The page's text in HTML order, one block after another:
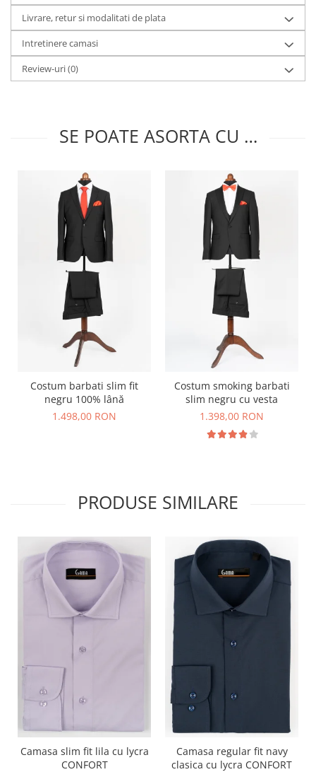
Livrare, retur si modalitati de plata
Intretinere camasi
Review-uri(0)
SE POATE ASORTA CU …
Costum barbati slim fit
negru 100% lână
1.498,00 RON
Costum smoking barbati
slim negru cu vesta
1.398,00 RON
PRODUSE SIMILARE
Camasa slim fit lila cu lycra
CONFORT
Camasa regular fit navy
clasica cu lycra CONFORT